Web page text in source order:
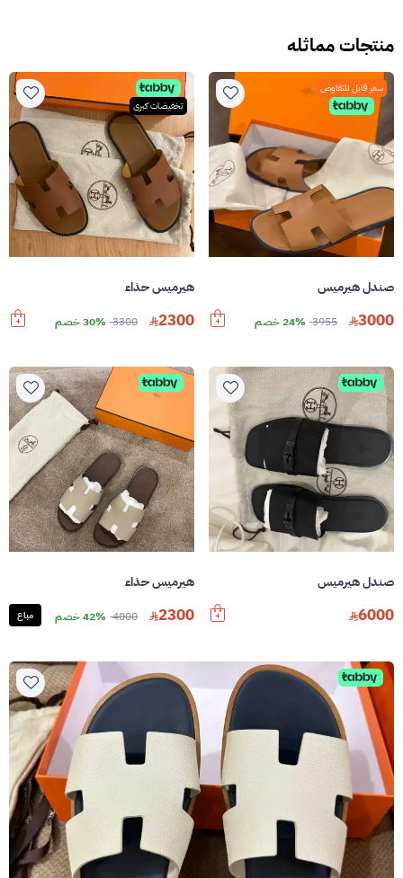
منتجات مماثله
سعر قابل للتفاوض
صندل هيرميس
3000
3955 24% خصم
تخفيضات كبرى
هيرميس حذاء
2300
3300 30% خصم
صندل هيرميس
6000
هيرميس حذاء
2300
4000 42% خصم مباع